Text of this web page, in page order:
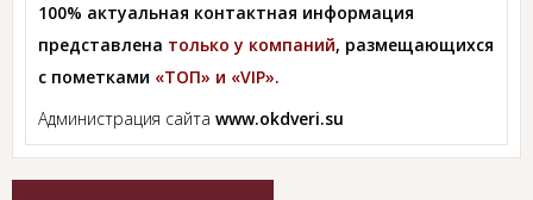
100% актуальная контактная информация
представлена только у компаний, размещающихся
с пометками «ТОП» и «VIP».
Администрация сайта www.okdveri.su